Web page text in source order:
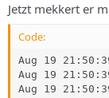
Jetzt mekkert er
Code:
Aug 19
Aug 19
Aug 19